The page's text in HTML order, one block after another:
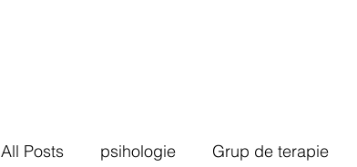
All Posts psihologie Grup de terapie